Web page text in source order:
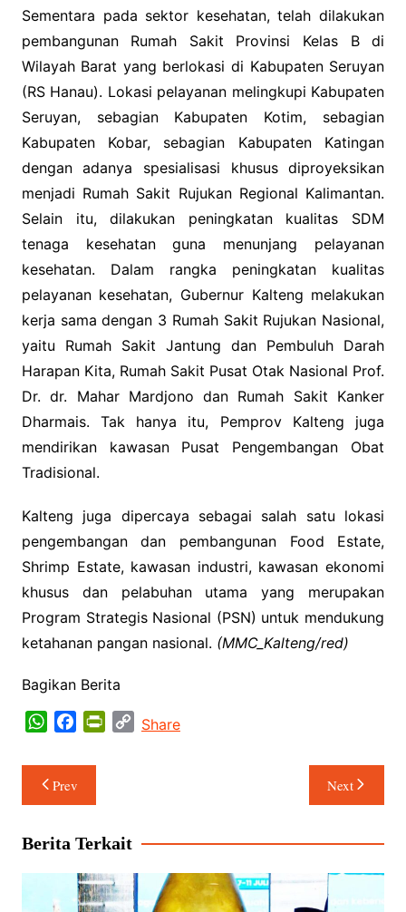
Sementara pada sektor kesehatan, telah dilakukan
pembangunan Rumah Sakit Provinsi Kelas B di
Wilayah Barat yang berlokasi di Kabupaten Seruyan
(RS Hanau). Lokasi pelayanan melingkupi Kabupaten
Seruyan, sebagian Kabupaten Kotim, sebagian
Kabupaten Kobar, sebagian Kabupaten Katingan
dengan adanya spesialisasi khusus diproyeksikan
menjadi Rumah Sakit Rujukan Regional Kalimantan.
Selain itu, dilakukan peningkatan kualitas SDM
tenaga kesehatan guna menunjang pelayanan
kesehatan. Dalam rangka peningkatan kualitas
pelayanan kesehatan, Gubernur Kalteng melakukan
kerja sama dengan 3 Rumah Sakit Rujukan Nasional,
yaitu Rumah Sakit Jantung dan Pembuluh Darah
Harapan Kita, Rumah Sakit Pusat Otak Nasional Prof.
Dr. dr. Mahar Mardjono dan Rumah Sakit Kanker
Dharmais. Tak hanya itu, Pemprov Kalteng juga
mendirikan kawasan Pusat Pengembangan Obat
Tradisional.
Kalteng juga dipercaya sebagai salah satu lokasi
pengembangan dan pembangunan Food Estate,
Shrimp Estate, kawasan industri, kawasan ekonomi
khusus dan pelabuhan utama yang merupakan
Program Strategis Nasional (PSN) untuk mendukung
ketahanan pangan nasional. (MMC_Kalteng/red)
Bagikan Berita
W
a
t
s
p
p
c
e
b
o
k
r
i
e
C
k
Share
Navigasi
pos
Prev Next
Berita Terkait